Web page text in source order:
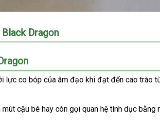
Dragon
lực co bóp lớn
của âm đạo khi đạt đến cao trào
cậu bé hay còn gọi quan hệ tình dục bằng